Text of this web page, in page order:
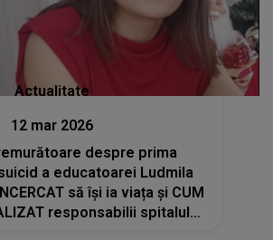
Actualitate
12 mar 2026
despre prima
a educatoarei Ludmila
să își ia viața și CUM
responsabilii spitalului